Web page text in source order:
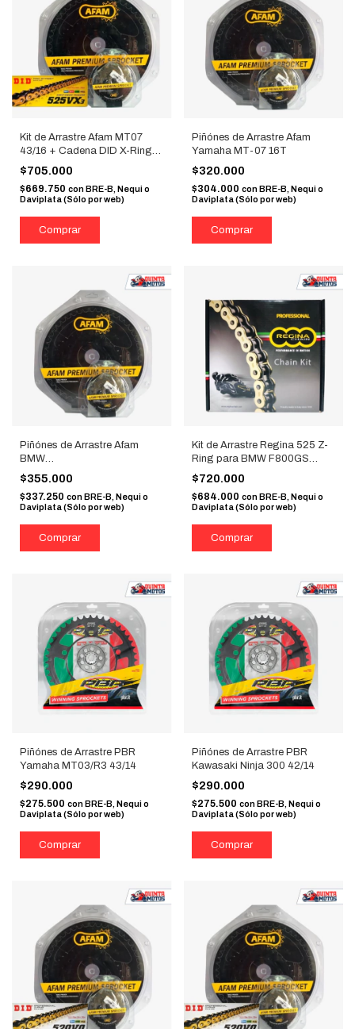
Kit de Arrastre Afam MT07
43/16 + Cadena DID X-Ring
525 Dorada
$705.000
$669.750 con BRE-B, Nequi o
Daviplata (Sólo por web)
Piñónes de Arrastre Afam
Yamaha MT-07 16T
$320.000
$304.000 con BRE-B, Nequi o
Daviplata (Sólo por web)
Piñónes de Arrastre Afam
BMW
F650GS/F700GS/F800GS
17T
$355.000
$337.250 conBRE-B, Nequi o
Daviplata (Sólo por web)
Kit de Arrastre Regina 525 Z-
Ring para BMW F800GS
(Relación 16/42, 116
eslabones)
$720.000
$684.000 con BRE-B, Nequi o
Daviplata (Sólo por web)
Piñónes de Arrastre PBR
Yamaha MT03/R3 43/14
$290.000
$275.500 con BRE-B, Nequi o
Daviplata (Sólo por web)
Piñónes de Arrastre PBR
Kawasaki Ninja 300 42/14
$290.000
$275.500 con BRE-B, Nequi o
Daviplata (Sólo por web)